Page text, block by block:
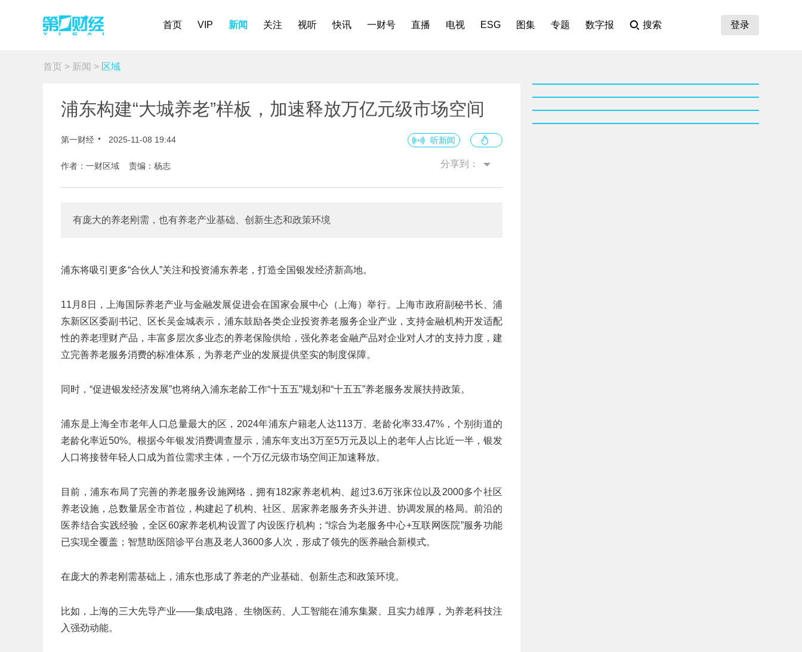
首页 VIP 新闻 关注 视听 快讯 一财号 直播 电视 ESG 图集 专题 数字报 搜索 登录
首页 > 新闻 > 区域
浦东构建“大城养老”样板，加速释放万亿元级市场空间
第一财经 2025-11-08 19:44 听新闻
作者：一财区域 责编：杨志 分享到：
有庞大的养老刚需，也有养老产业基础、创新生态和政策环境
浦东将吸引更多“合伙人”关注和投资浦东养老，打造全国银发经济新高地。
11月8日，上海国际养老产业与金融发展促进会在国家会展中心（上海）举行。上海市政府副秘书长、浦
东新区区委副书记、区长吴金城表示，浦东鼓励各类企业投资养老服务企业产业，支持金融机构开发适配
性的养老理财产品，丰富多层次多业态的养老保险供给，强化养老金融产品对企业对人才的支持力度，建
立完善养老服务消费的标准体系，为养老产业的发展提供坚实的制度保障。
同时，“促进银发经济发展”也将纳入浦东老龄工作“十五五”规划和“十五五”养老服务发展扶持政策。
浦东是上海全市老年人口总量最大的区，2024年浦东户籍老人达113万、老龄化率33.47%，个别街道的
老龄化率近50%。根据今年银发消费调查显示，浦东年支出3万至5万元及以上的老年人占比近一半，银发
人口将接替年轻人口成为首位需求主体，一个万亿元级市场空间正加速释放。
目前，浦东布局了完善的养老服务设施网络，拥有182家养老机构、超过3.6万张床位以及2000多个社区
养老设施，总数量居全市首位，构建起了机构、社区、居家养老服务齐头并进、协调发展的格局。前沿的
医养结合实践经验，全区60家养老机构设置了内设医疗机构；“综合为老服务中心+互联网医院”服务功能
已实现全覆盖；智慧助医陪诊平台惠及老人3600多人次，形成了领先的医养融合新模式。
在庞大的养老刚需基础上，浦东也形成了养老的产业基础、创新生态和政策环境。
比如，上海的三大先导产业——集成电路、生物医药、人工智能在浦东集聚、且实力雄厚，为养老科技注
入强劲动能。